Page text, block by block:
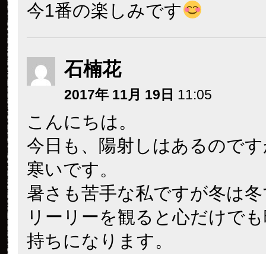
今1番の楽しみです
石楠花
2017年 11月 19日 11:05
こんにちは。
今日も、陽射しはあるので
寒いです。
暑さも苦手な私ですが冬は
リーリーを観ると心だけで
持ちになります。